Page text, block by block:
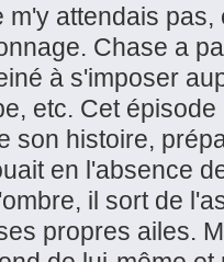
m'y attendais
Chase a
à s'imposer
etc. Cet
son histoire,
en l'absence
il sort de
propres ailes.